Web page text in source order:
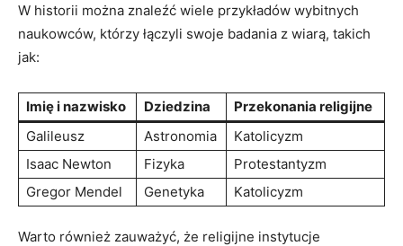
W historii można znaleźć wiele przykładów wybitnych
naukowców, którzy łączyli swoje badania z wiarą, takich
jak:
Imię i nazwisko Dziedzina
Przekonania religijne
Galileusz
Astronomia
Katolicyzm
Isaac Newton
Fizyka
Protestantyzm
Gregor Mendel
Genetyka Katolicyzm
Warto również zauważyć, że religijne instytucje